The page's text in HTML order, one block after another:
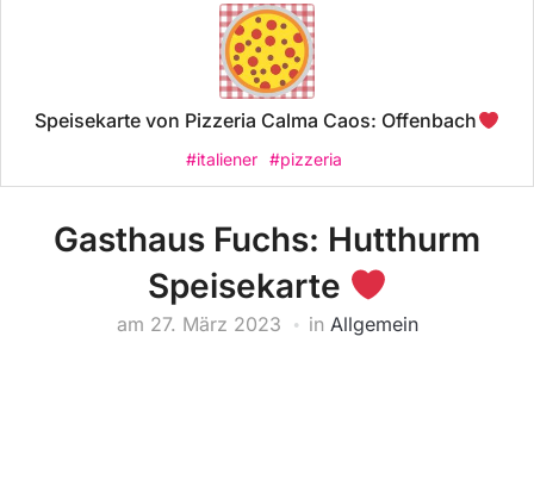
Speisekarte von Pizzeria Calma Caos: Offenbach
#italiener #pizzeria
Gasthaus Fuchs: Hutthurm
Speisekarte
am 27. März 2023 in Allgemein